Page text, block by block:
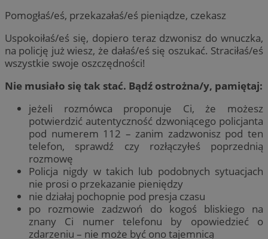
Pomogłaś/eś, przekazałaś/eś pieniądze, czekasz
Uspokoiłaś/eś się, dopiero teraz dzwonisz do wnuczka,
na policję już wiesz, że dałaś/eś się oszukać. Straciłaś/eś
wszystkie swoje oszczędności!
Nie musiało się tak stać. Bądź ostrożna/y, pamiętaj:
jeżeli rozmówca proponuje Ci, że możesz
potwierdzić autentyczność dzwoniącego policjanta
pod numerem 112 – zanim zadzwonisz pod ten
telefon, sprawdź czy rozłączyłeś poprzednią
rozmowę
Policja nigdy w takich lub podobnych sytuacjach
nie prosi o przekazanie pieniędzy
nie działaj pochopnie pod presja czasu
po rozmowie zadzwoń do kogoś bliskiego na
znany Ci numer telefonu by opowiedzieć o
zdarzeniu – nie może być ono tajemnicą